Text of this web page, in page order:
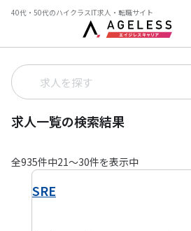
40代・50代のハイクラスIT求人・転職サイト
求人一覧の検索結果
全935件中21〜30件を表示中
SRE